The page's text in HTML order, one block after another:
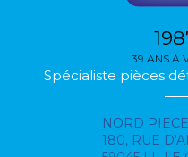
39 ANS À
Spécialiste pièces
NORD
180, RUE